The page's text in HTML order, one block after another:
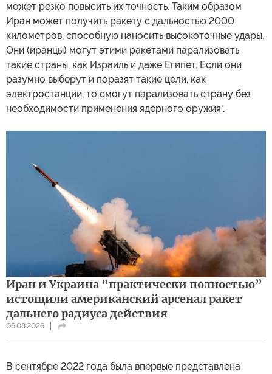
может резко повысить их точность. Таким образом
Иран может получить ракету с дальностью 2000
километров, способную наносить высокоточные удары.
Они (иранцы) могут этими ракетами парализовать
такие страны, как Израиль и даже Египет. Если они
разумно выберут и поразят такие цели, как
электростанции, то смогут парализовать страну без
необходимости применения ядерного оружия".
Иран и Украина “практически полностью”
истощили американский арсенал ракет
дальнего радиуса действия
06.08.2026
В сентябре 2022 года была впервые представлена